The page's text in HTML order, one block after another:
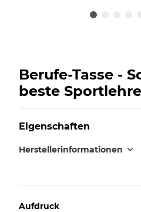
Berufe-Tasse -
beste
Eigenschaften
Herstellerinformationen
Aufdruck